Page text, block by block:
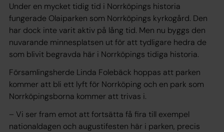
Under en mycket tidig tid i Norrköpings historia
fungerade Olaiparken som Norrköpings kyrkogård. Den
har dock inte varit aktiv på lång tid. Men nu byggs den
nuvarande minnesplatsen ut för att tydligare hedra de
som blivit begravda här i Norrköpings tidiga historia.
Församlingsherde Linda Folebäck hoppas att parken
kommer att bli ett lyft för Norrköping och en park som
Norrköpingsborna kommer att trivas i.
– Vi ser fram emot att fortsätta få fira till exempel
nationaldagen och augustifesten här i parken, precis